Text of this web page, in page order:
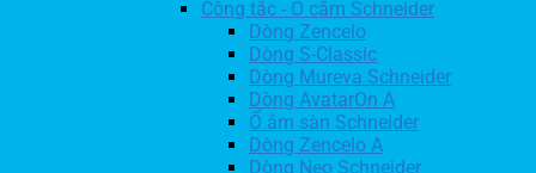
Công tắc - Ổ cắm Schneider
Dòng Zencelo
Dòng S-Classic
Dòng Mureva Schneider
Dòng AvatarOn A
Ổ âm sàn Schneider
Dòng Zencelo A
Dòng Neo Schneider